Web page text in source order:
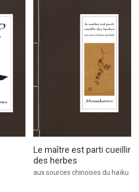
Le maître est parti cueillir
des herbes
aux sources chinoises du haïku